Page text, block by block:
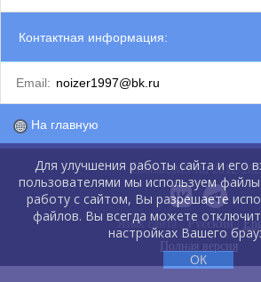
Контактная информация:
Email: noizer1997@bk.ru
На главную
GlobalCMS.Ru 2012-
Язык сайта :Русский|
Полная версия
Для улучшения работы сайта и его
пользователями мы используем
работу с сайтом, Вы разрешаете
файлов. Вы всегда можете
настройках Вашего
ОК